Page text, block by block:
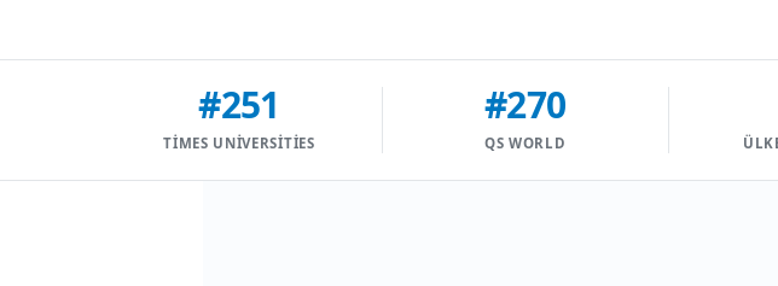
#251
TIMES UNIVERSITIES
#270
QS WORLD